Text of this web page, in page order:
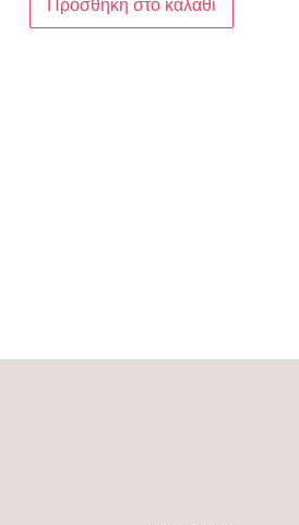
Προσθήκη στο καλάθι